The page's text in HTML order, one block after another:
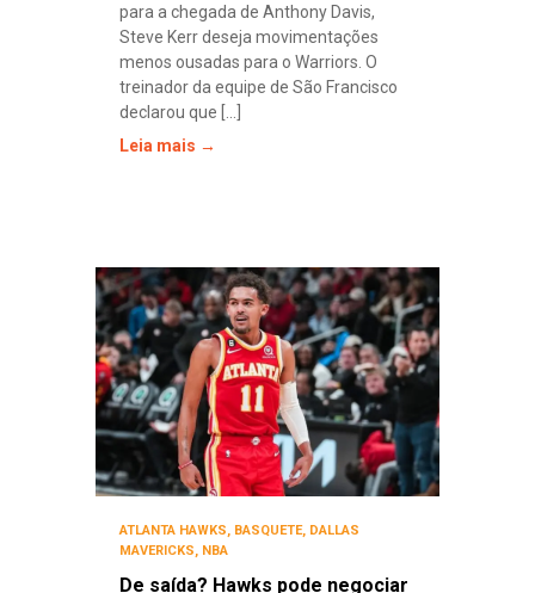
para a chegada de Anthony Davis,
Steve Kerr deseja movimentações
menos ousadas para o Warriors. O
treinador da equipe de São Francisco
declarou que [...]
Leia mais →
ATLANTA HAWKS, BASQUETE, DALLAS
MAVERICKS, NBA
De saída? Hawks pode negociar